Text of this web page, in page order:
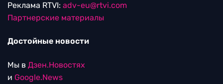
Реклама RTVI: adv-eu@rtvi.com
Партнерские материалы
Достойные новости
Мы в Дзен.Новостях
и Google.News